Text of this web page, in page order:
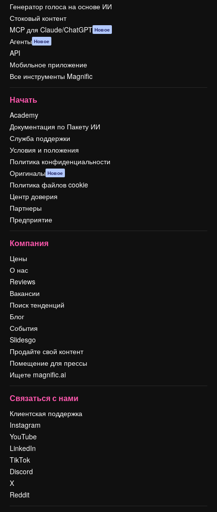
Генератор голоса на основе ИИ
Стоковый контент
MCP для Claude/ChatGPT Новое
Агенты Новое
API
Мобильное приложение
Все инструменты Magnific
Начать
Academy
Документация по Пакету ИИ
Служба поддержки
Условия и положения
Политика конфиденциальности
Оригиналы Новое
Политика файлов cookie
Центр доверия
Партнеры
Предприятие
Компания
Цены
О нас
Reviews
Вакансии
Поиск тенденций
Блог
События
Slidesgo
Продайте свой контент
Помещение для прессы
Ищете magnific.ai
Связаться с нами
Клиентская поддержка
Instagram
YouTube
LinkedIn
TikTok
Discord
X
Reddit